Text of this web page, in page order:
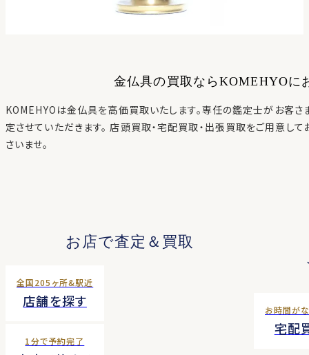
金仏具の買取ならKOMEHYOに
KOMEHYOは金仏具を高価買取いたします。専任の鑑定士がお客さ
定させていただきます。 店頭買取・宅配買取・出張買取をご用意し
さいませ。
お店で査定＆買取
全国205ヶ所&駅近
店舗を探す
1分で予約完了
お時間が
宅配